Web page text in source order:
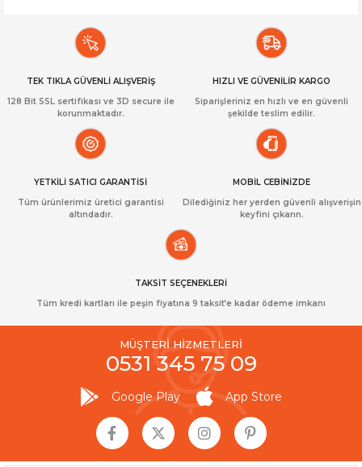
TEK TIKLA GÜVENLİ ALIŞVERİŞ
128 Bit SSL sertifikası ve 3D secure ile
korunmaktadır.
HIZLI VE GÜVENİLİR KARGO
Siparişleriniz en hızlı ve en güvenli
şekilde teslim edilir.
YETKİLİ SATICI GARANTİSİ
Tüm ürünlerimiz üretici garantisi
altındadır.
MOBİL CEBİNİZDE
Dilediğiniz her yerden güvenli alışverişin
keyfini çıkarın.
TAKSİT SEÇENEKLERİ
Tüm kredi kartları ile peşin fiyatına 9 taksit’e kadar ödeme imkanı
MÜŞTERİ HİZMETLERİ
0531 345 75 09
Google Play App Store